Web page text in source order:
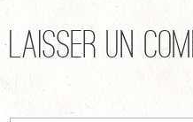
Laisser un